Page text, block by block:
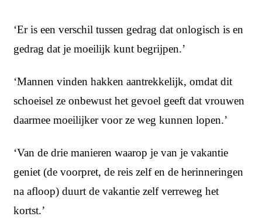
‘Er is een verschil tussen gedrag dat onlogisch is en
gedrag dat je moeilijk kunt begrijpen.’
‘Mannen vinden hakken aantrekkelijk, omdat dit
schoeisel ze onbewust het gevoel geeft dat vrouwen
daarmee moeilijker voor ze weg kunnen lopen.’
‘Van de drie manieren waarop je van je vakantie
geniet (de voorpret, de reis zelf en de herinneringen
na afloop) duurt de vakantie zelf verreweg het
kortst.’